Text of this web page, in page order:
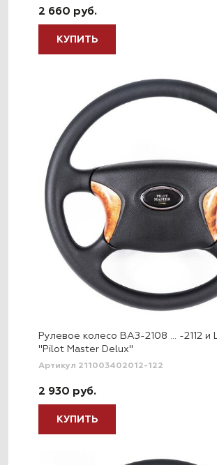
2 660 руб.
КУПИТЬ
Рулевое колесо ВАЗ-2108 … -2112 и
"Pilot Master Delux"
Артикул 211003402012-122
2 930 руб.
КУПИТЬ